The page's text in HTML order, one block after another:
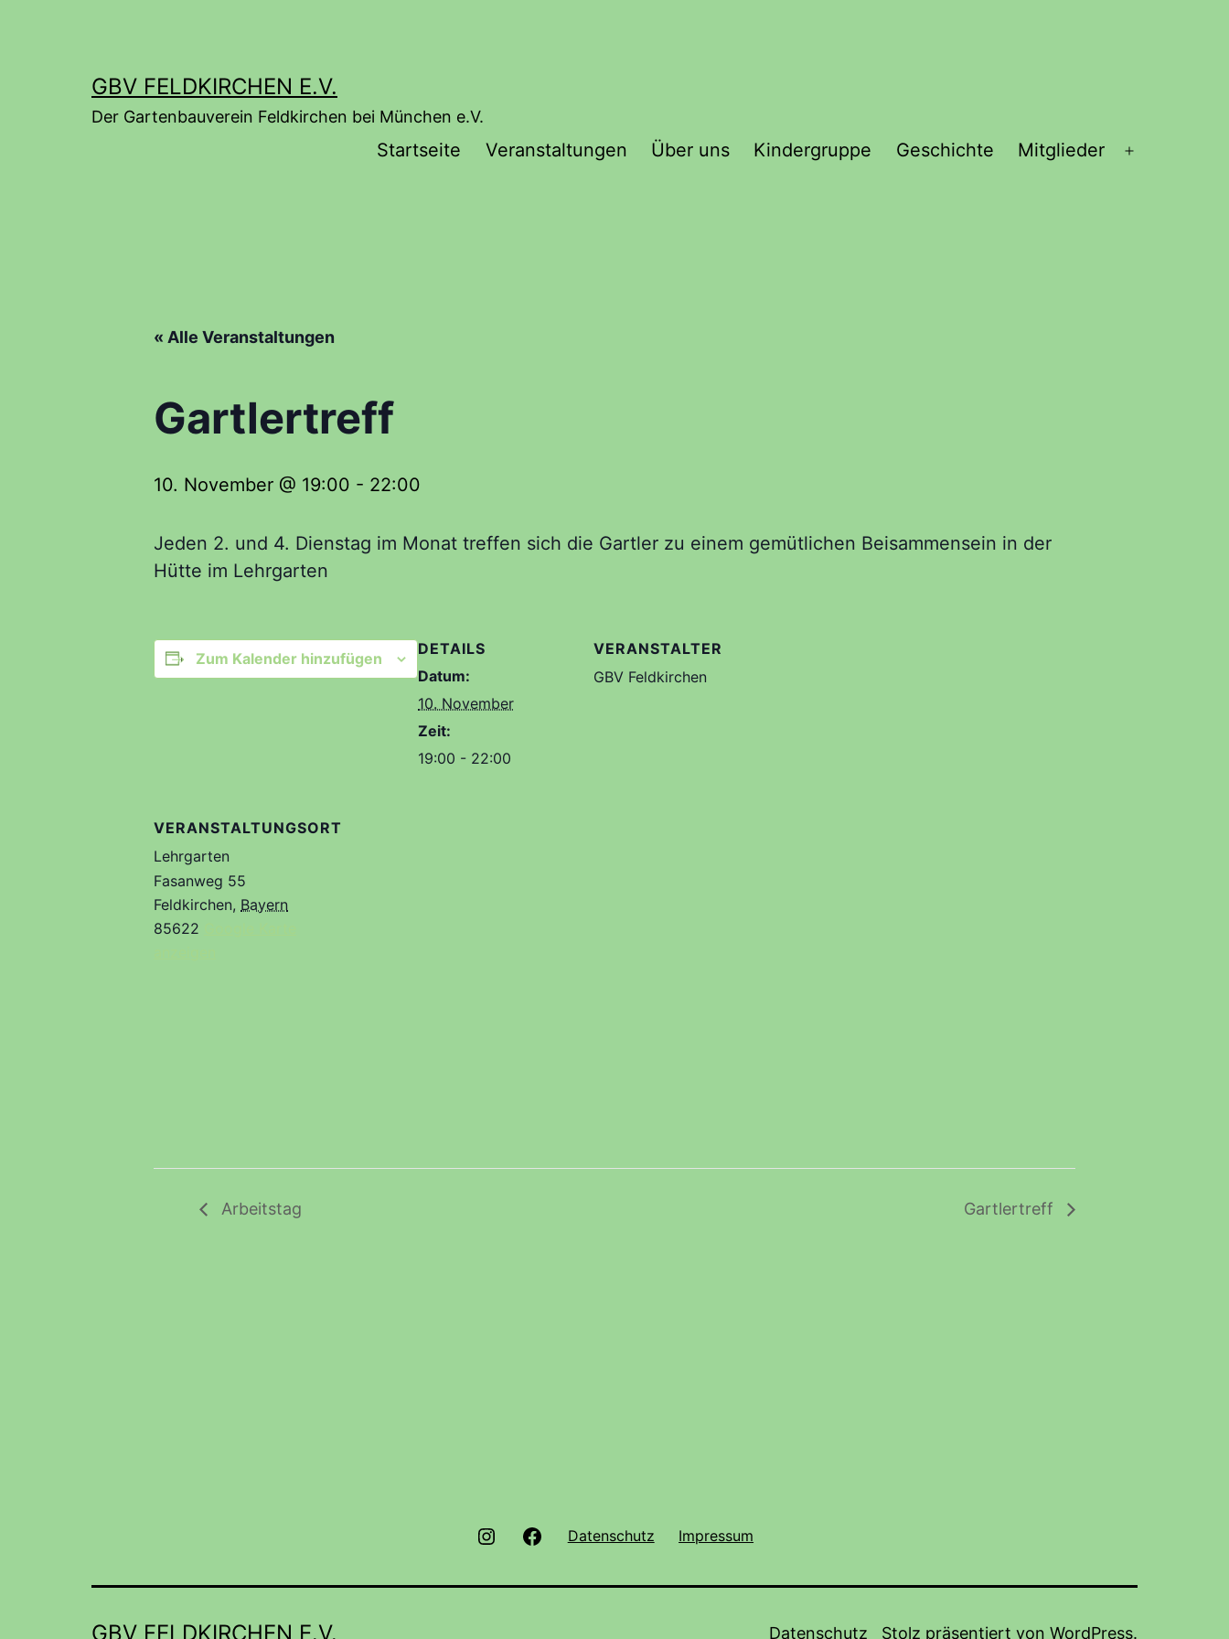
GBV FELDKIRCHEN E.V.
Der Gartenbauverein Feldkirchen bei München e.V.
Startseite Veranstaltungen Über uns Kindergruppe Geschichte Mitglieder
« Alle Veranstaltungen
Gartlertreff
10. November @ 19:00 - 22:00
Jeden 2. und 4. Dienstag im Monat treffen sich die Gartler zu einem gemütlichen Beisammensein in der
Hütte im Lehrgarten
Zum Kalender hinzufügen
DETAILS
Datum:
10. November
Zeit:
19:00 - 22:00
VERANSTALTER
GBV Feldkirchen
VERANSTALTUNGSORT
Lehrgarten
Fasanweg 55
Feldkirchen, Bayern
85622
Arbeitstag Gartlertreff
InstagramFacebook
Datenschutz Impressum
GBV FELDKIRCHEN E.V. Datenschutz Stolz präsentiert von WordPress.